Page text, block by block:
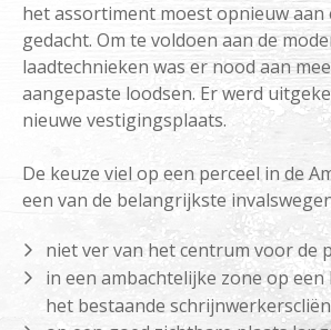
het assortiment moest opnieuw aan
gedacht. Om te voldoen aan de
laadtechnieken was er nood aan
aangepaste loodsen. Er werd
nieuwe vestigingsplaats.
De keuze viel op een perceel in de
een van de belangrijkste
niet ver van het centrum voor de
in een ambachtelijke zone op
het bestaande